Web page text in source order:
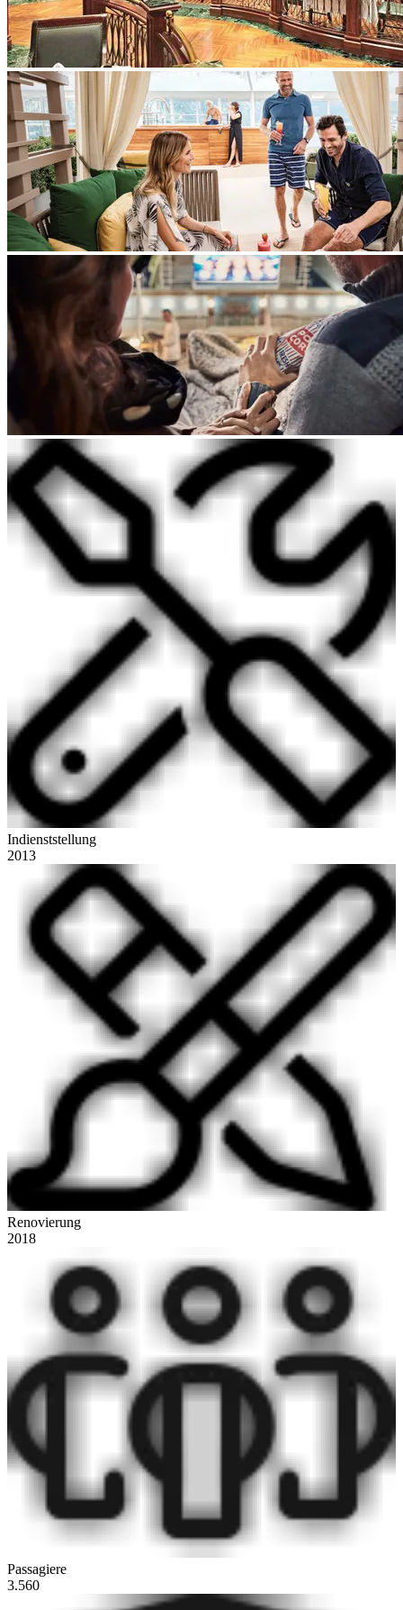
Indienststellung
2013
Renovierung
2018
Passagiere
3.560